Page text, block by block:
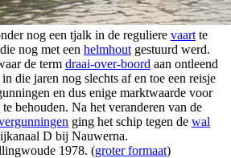
nog een tjalk in de reguliere vaart te
nog met een helmhout gestuurd werd.
de term draai-over-boord aan ontleend
die jaren nog slechts af en toe een reisje
en dus enige marktwaarde voor
te behouden. Na het veranderen van de
ging het schip tegen de wal
D bij Nauwerna.
1978. (groter formaat)